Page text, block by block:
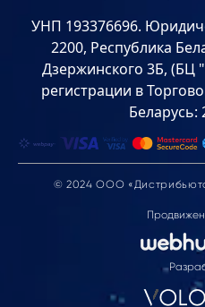
УНП 193376696.
2200, Республика
Дзержинского 3Б, (БЦ
регистрации в
Беларусь:
© 2024 ООО